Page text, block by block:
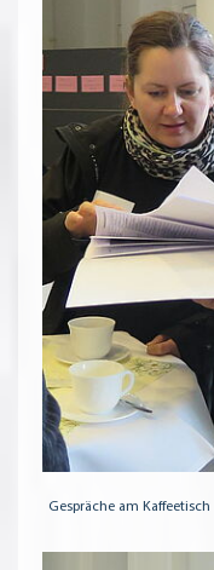
Gespräche am Kaffeetisch